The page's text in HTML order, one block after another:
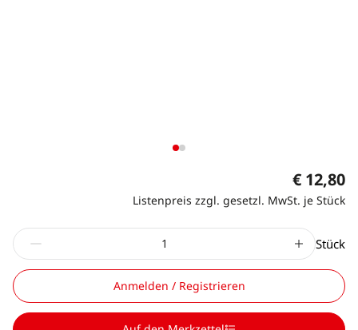
€ 12,80
Listenpreis zzgl. gesetzl. MwSt. je Stück
Stück
Anmelden / Registrieren